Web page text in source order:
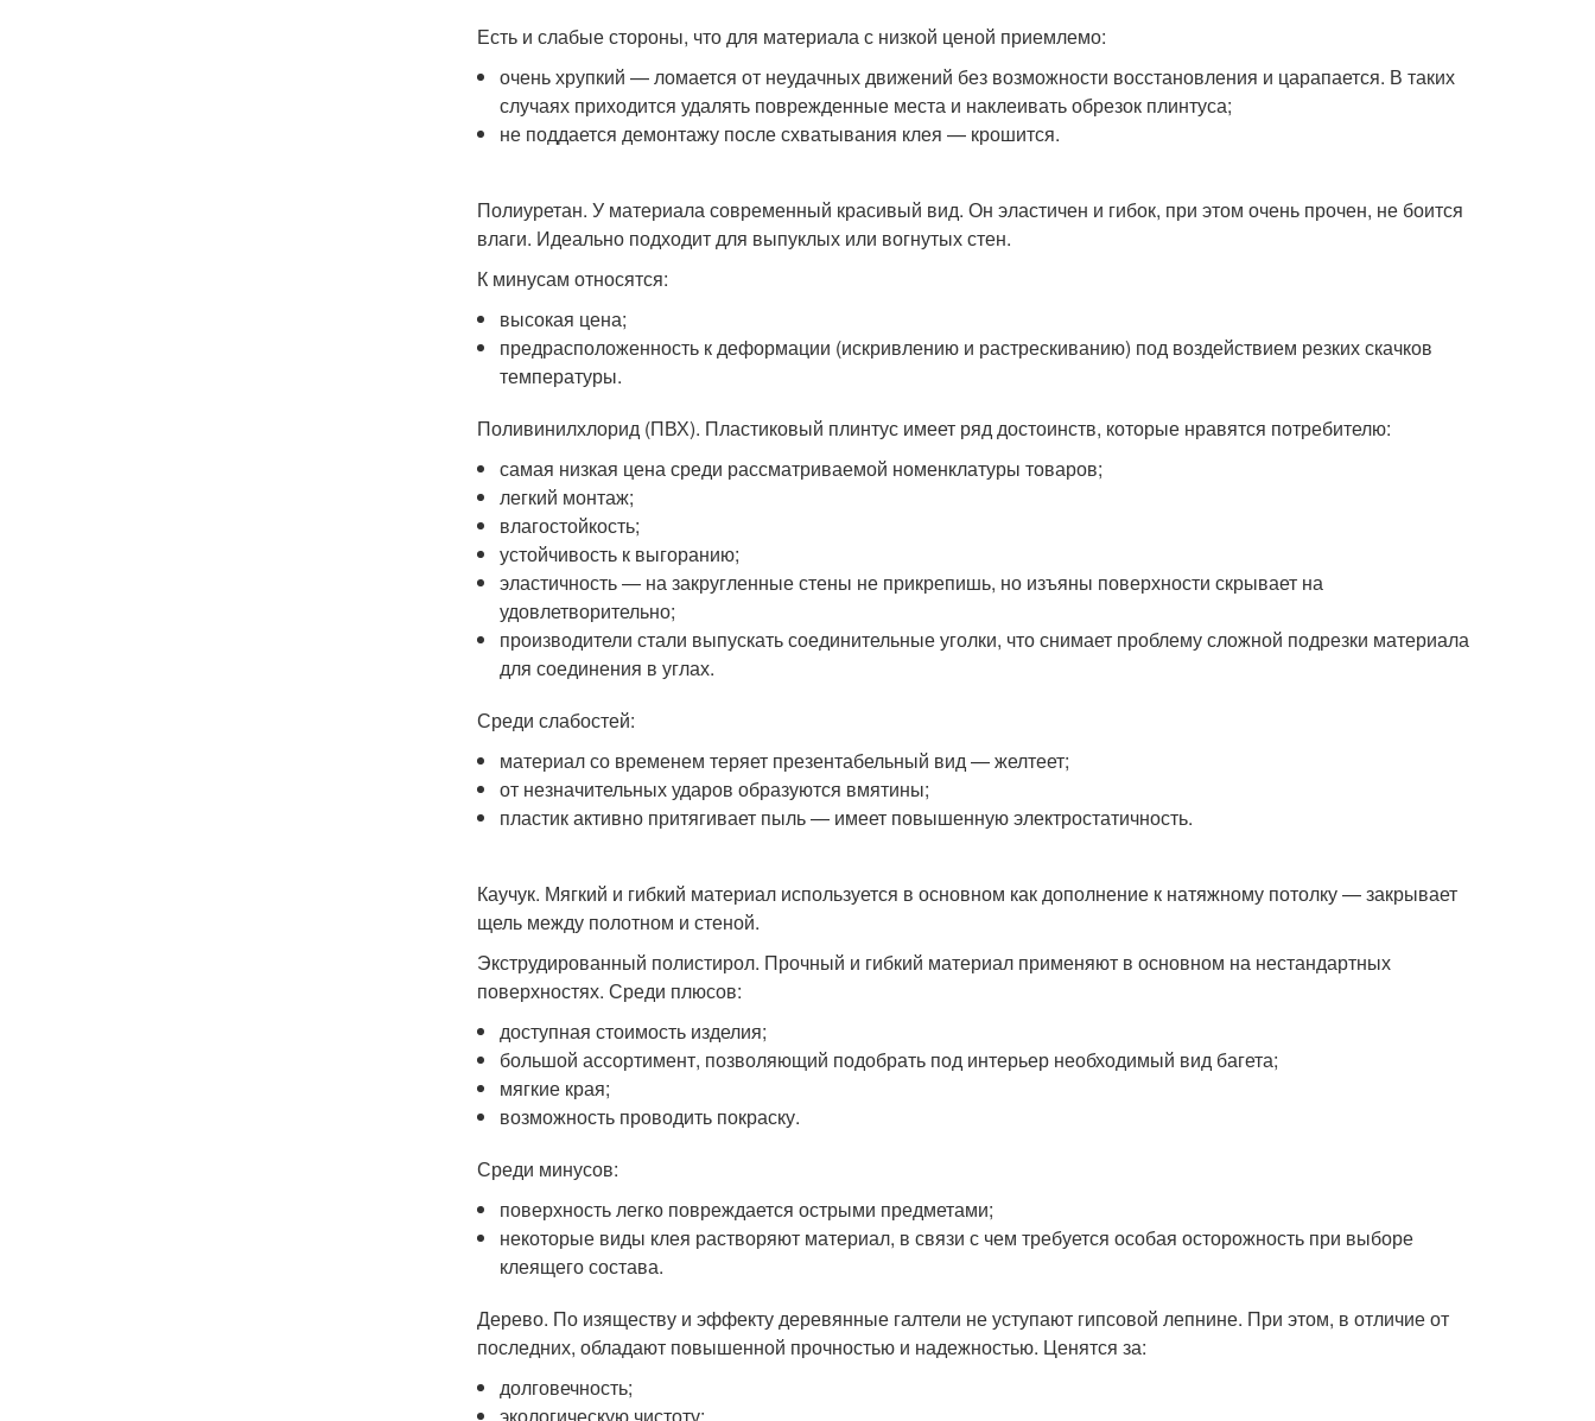
Есть и слабые стороны, что для материала с низкой ценой приемлемо:
очень хрупкий — ломается от неудачных движений без возможности восстановления и царапается. В таких
случаях приходится удалять поврежденные места и наклеивать обрезок плинтуса;
не поддается демонтажу после схватывания клея — крошится.
Полиуретан. У материала современный красивый вид. Он эластичен и гибок, при этом очень прочен, не боится
влаги. Идеально подходит для выпуклых или вогнутых стен.
К минусам относятся:
высокая цена;
предрасположенность к деформации (искривлению и растрескиванию) под воздействием резких скачков
температуры.
Поливинилхлорид (ПВХ). Пластиковый плинтус имеет ряд достоинств, которые нравятся потребителю:
самая низкая цена среди рассматриваемой номенклатуры товаров;
легкий монтаж;
влагостойкость;
устойчивость к выгоранию;
эластичность — на закругленные стены не прикрепишь, но изъяны поверхности скрывает на
удовлетворительно;
производители стали выпускать соединительные уголки, что снимает проблему сложной подрезки материала
для соединения в углах.
Среди слабостей:
материал со временем теряет презентабельный вид — желтеет;
от незначительных ударов образуются вмятины;
пластик активно притягивает пыль — имеет повышенную электростатичность.
Каучук. Мягкий и гибкий материал используется в основном как дополнение к натяжному потолку — закрывает
щель между полотном и стеной.
Экструдированный полистирол. Прочный и гибкий материал применяют в основном на нестандартных
поверхностях. Среди плюсов:
доступная стоимость изделия;
большой ассортимент, позволяющий подобрать под интерьер необходимый вид багета;
мягкие края;
возможность проводить покраску.
Среди минусов:
поверхность легко повреждается острыми предметами;
некоторые виды клея растворяют материал, в связи с чем требуется особая осторожность при выборе
клеящего состава.
Дерево. По изяществу и эффекту деревянные галтели не уступают гипсовой лепнине. При этом, в отличие от
последних, обладают повышенной прочностью и надежностью. Ценятся за:
долговечность;